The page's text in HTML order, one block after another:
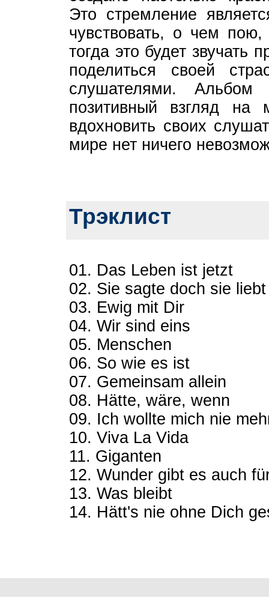
Это стремление
чувствовать, о чем
тогда это будет звучать
поделиться своей
слушателями.
позитивный взгляд
вдохновить своих
мире нет ничего
Трэклист
01. Das Leben ist jetzt
02. Sie sagte doch sie
03. Ewig mit Dir
04. Wir sind eins
05. Menschen
06. So wie es ist
07. Gemeinsam allein
08. Hätte, wäre, wenn
09. Ich wollte mich nie
10. Viva La Vida
11. Giganten
12. Wunder gibt es auch
13. Was bleibt
14. Hätt's nie ohne Dich